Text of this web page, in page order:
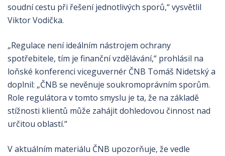
soudní cestu při řešení jednotlivých sporů,“ vysvětlil
Viktor Vodička.
„Regulace není ideálním nástrojem ochrany
spotřebitele, tím je finanční vzdělávání,“ prohlásil na
loňské konferenci viceguvernér ČNB Tomáš Nidetský a
doplnil: „ČNB se nevěnuje soukromoprávním sporům.
Role regulátora v tomto smyslu je ta, že na základě
stížnosti klientů může zahájit dohledovou činnost nad
určitou oblastí.“
V aktuálním materiálu ČNB upozorňuje, že vedle